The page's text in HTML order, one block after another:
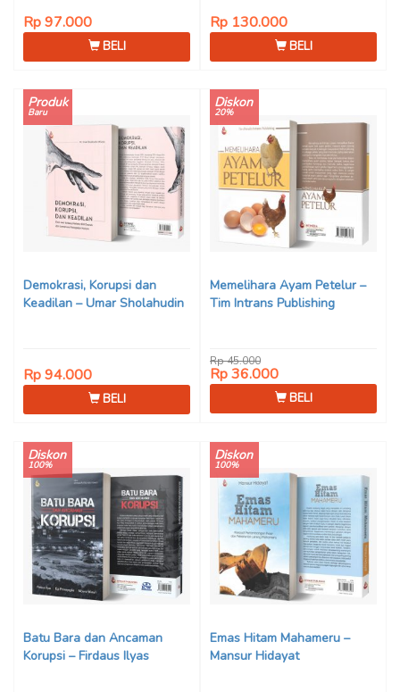
Rp 97.000
BELI
Rp 130.000
BELI
Produk
Baru
Demokrasi, Korupsi dan
Keadilan – Umar Sholahudin
Rp 94.000
BELI
Diskon
20%
Memelihara Ayam Petelur –
Tim Intrans Publishing
Rp 45.000
Rp 36.000
BELI
Diskon
100%
Batu Bara dan Ancaman
Korupsi – Firdaus Ilyas
Diskon
100%
Emas Hitam Mahameru –
Mansur Hidayat